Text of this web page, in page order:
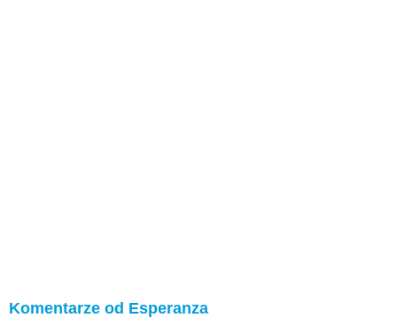
Komentarze od Esperanza